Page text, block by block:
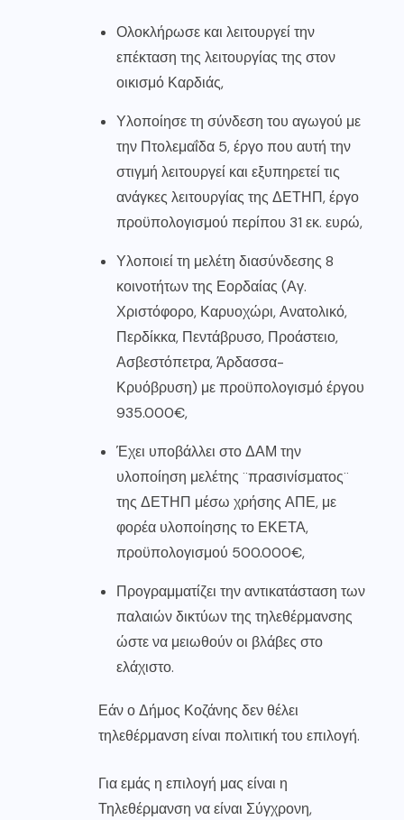
Ολοκλήρωσε και λειτουργεί την
επέκταση της λειτουργίας της στον
οικισμό Καρδιάς,
Υλοποίησε τη σύνδεση του αγωγού με
την Πτολεμαΐδα 5, έργο που αυτή την
στιγμή λειτουργεί και εξυπηρετεί τις
ανάγκες λειτουργίας της ΔΕΤΗΠ, έργο
προϋπολογισμού περίπου 31 εκ. ευρώ,
Υλοποιεί τη μελέτη διασύνδεσης 8
κοινοτήτων της Εορδαίας (Αγ.
Χριστόφορο, Καρυοχώρι, Ανατολικό,
Περδίκκα, Πεντάβρυσο, Προάστειο,
Ασβεστόπετρα, Άρδασσα-
Κρυόβρυση) με προϋπολογισμό έργου
935.000€,
Έχει υποβάλλει στο ΔΑΜ την
υλοποίηση μελέτης ¨πρασινίσματος¨
της ΔΕΤΗΠ μέσω χρήσης ΑΠΕ, με
φορέα υλοποίησης το ΕΚΕΤΑ,
προϋπολογισμού 500.000€,
Προγραμματίζει την αντικατάσταση των
παλαιών δικτύων της τηλεθέρμανσης
ώστε να μειωθούν οι βλάβες στο
ελάχιστο.
Εάν ο Δήμος Κοζάνης δεν θέλει
τηλεθέρμανση είναι πολιτική του επιλογή.
Για εμάς η επιλογή μας είναι η
Τηλεθέρμανση να είναι Σύγχρονη,